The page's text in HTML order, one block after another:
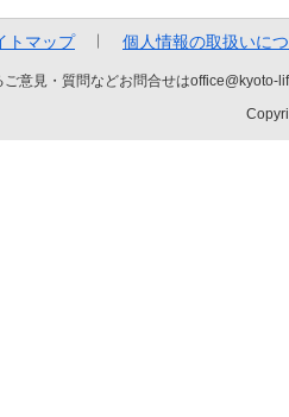
トマップ 個人情報の取扱いに
ご意見・質問などお問合せは